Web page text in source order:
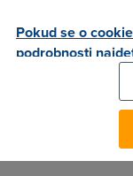
Kuno(22.3.2004
Samozřejmě že to
Pokud se o
podrobnosti